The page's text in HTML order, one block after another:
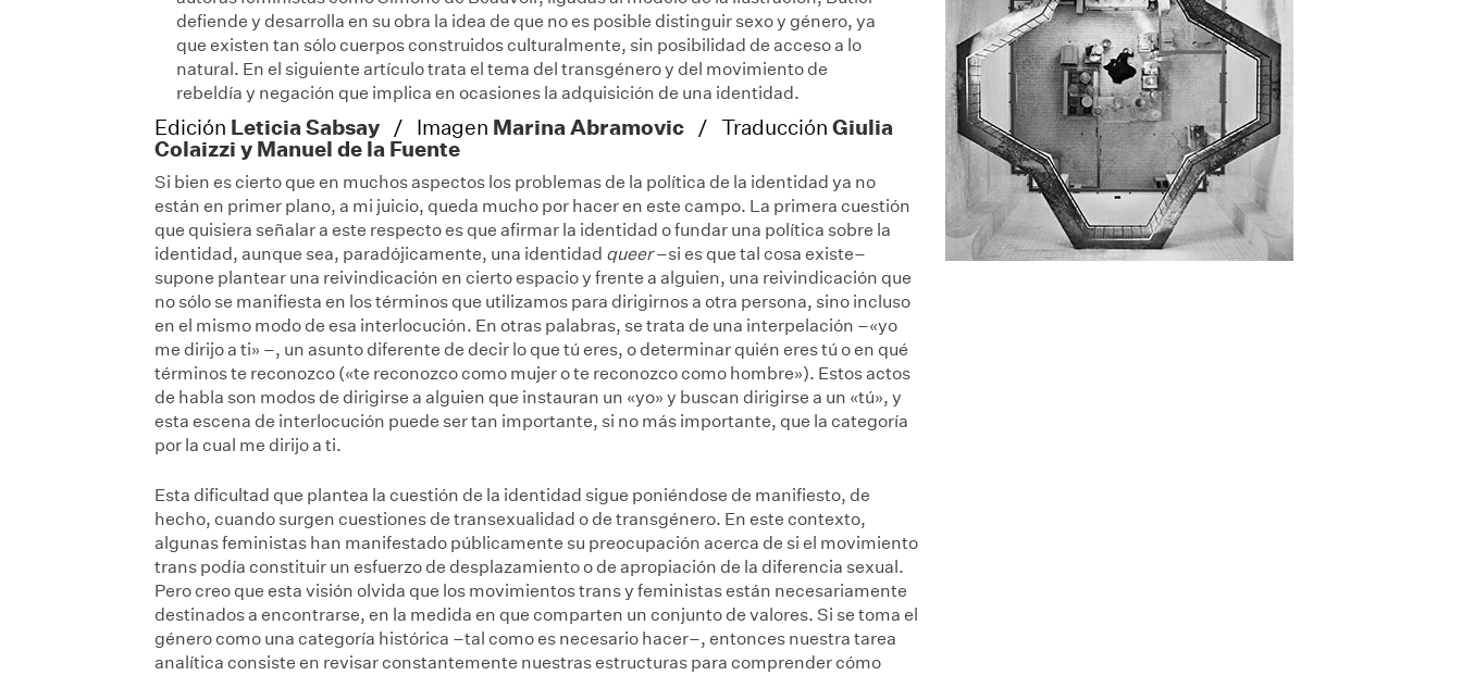
defiende y desarrolla en su obra la idea de que no es posible distinguir sexo y género, ya
que existen tan sólo cuerpos construidos culturalmente, sin posibilidad de acceso a lo
natural. En el siguiente artículo trata el tema del transgénero y del movimiento de
rebeldía y negación que implica en ocasiones la adquisición de una identidad.
Edición Leticia Sabsay / Imagen Marina Abramovic / Traducción Giulia
Colaizzi y Manuel de la Fuente
Si bien es cierto que en muchos aspectos los problemas de la política de la identidad ya no
están en primer plano, a mi juicio, queda mucho por hacer en este campo. La primera cuestión
que quisiera señalar a este respecto es que afirmar la identidad o fundar una política sobre la
identidad, aunque sea, paradójicamente, una identidad queer–si es que tal cosa existe–
supone plantear una reivindicación en cierto espacio y frente a alguien, una reivindicación que
no sólo se manifiesta en los términos que utilizamos para dirigirnos a otra persona, sino incluso
en el mismo modo de esa interlocución. En otras palabras, se trata de una interpelación –«yo
me dirijo a ti» –, un asunto diferente de decir lo que tú eres, o determinar quién eres tú o en qué
términos te reconozco («te reconozco como mujer o te reconozco como hombre»). Estos actos
de habla son modos de dirigirse a alguien que instauran un «yo» y buscan dirigirse a un «tú», y
esta escena de interlocución puede ser tan importante, si no más importante, que la categoría
por la cual me dirijo a ti.
Esta dificultad que plantea la cuestión de la identidad sigue poniéndose de manifiesto, de
hecho, cuando surgen cuestiones de transexualidad o de transgénero. En este contexto,
algunas feministas han manifestado públicamente su preocupación acerca de si el movimiento
trans podía constituir un esfuerzo de desplazamiento o de apropiación de la diferencia sexual.
Pero creo que esta visión olvida que los movimientos trans y feministas están necesariamente
destinados a encontrarse, en la medida en que comparten un conjunto de valores. Si se toma el
género como una categoría histórica –tal como es necesario hacer–, entonces nuestra tarea
analítica consiste en revisar constantemente nuestras estructuras para comprender cómo